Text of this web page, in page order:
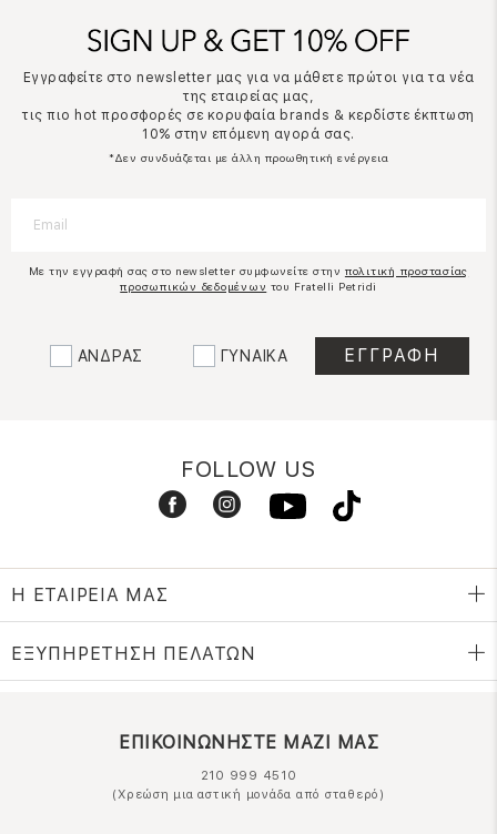
Εγγραφείτε στο newsletter μας για να μάθετε πρώτοι για τα νέα
της εταιρείας μας,
τις πιο hot προσφορές σε κορυφαία brands & κερδίστε έκπτωση
10% στην επόμενη αγορά σας.
*Δεν συνδυάζεται με άλλη προωθητική ενέργεια
Με την εγγραφή σας στο newsletter συμφωνείτε στην πολιτική προστασίας
προσωπικών δεδομένων του Fratelli Petridi
ΑΝΔΡΑΣ ΓΥΝΑΙΚΑ
FOLLOW US
Η ΕΤΑΙΡΕΙΑ ΜΑΣ
ΕΞΥΠΗΡΕΤΗΣΗ ΠΕΛΑΤΩΝ
ΕΠΙΚΟΙΝΩΝΗΣΤΕ ΜΑΖΙ ΜΑΣ
210 999 4510
(Χρεώση μια αστική μονάδα από σταθερό)